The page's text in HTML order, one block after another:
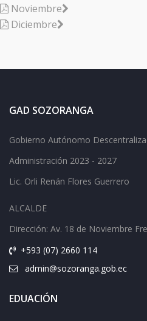
Noviembre
Diciembre
GAD SOZORANGA
Gobierno Autónomo
Administración 2023 - 2027
Lic. Orli Renán Flores Guerrero
ALCALDE
Dirección: Av. 18 de Noviembre
+593 (07) 2660 114
admin@sozoranga.gob.ec
EDUACIÓN